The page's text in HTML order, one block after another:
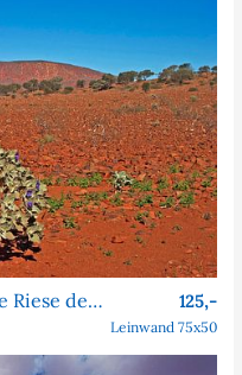
Burringurrah – Der schlafende Riese des Outbacks 125,-
Leinwand 75x50